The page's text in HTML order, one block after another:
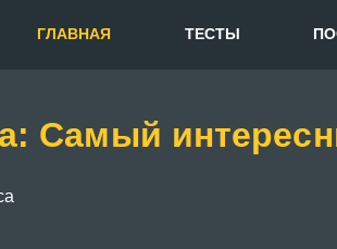
ГЛАВНАЯ ТЕСТЫ
Самый